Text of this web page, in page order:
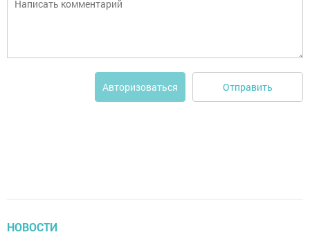
Авторизоваться Отправить
НОВОСТИ